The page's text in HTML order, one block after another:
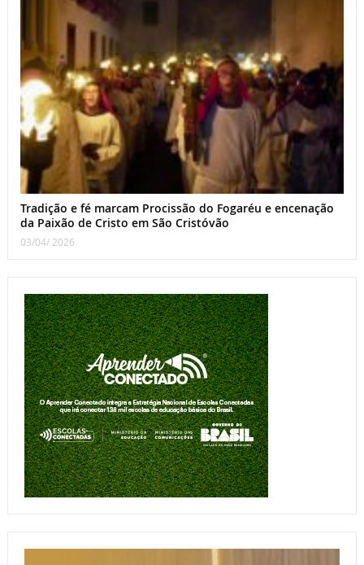
Tradição e fé marcam Procissão do Fogaréu e encenação
da Paixão de Cristo em São Cristóvão
03/04/ 2026